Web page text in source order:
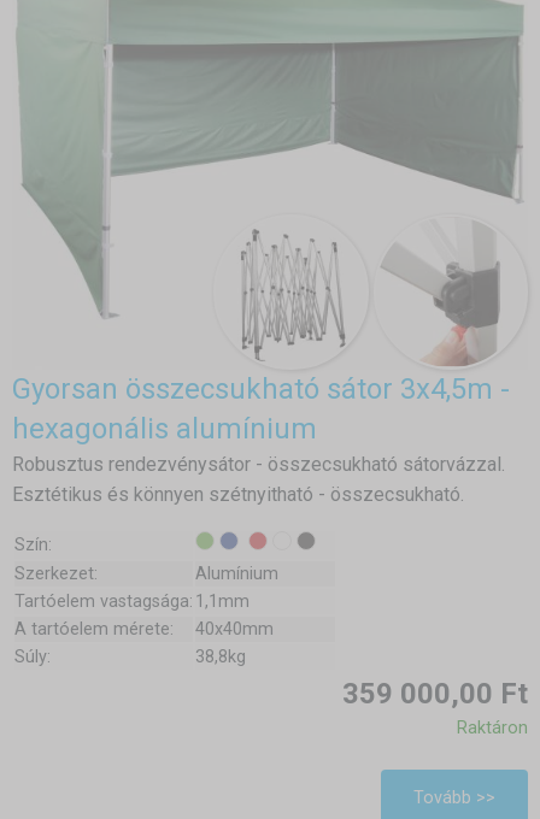
Gyorsan összecsukható sátor 3x4,5m -
hexagonális alumínium
Robusztus rendezvénysátor - összecsukható sátorvázzal.
Esztétikus és könnyen szétnyitható - összecsukható.
Szín:
Szerkezet:
Alumínium
Tartóelem vastagsága: 1,1mm
A tartóelem mérete:
40x40mm
Súly:
38,8kg
359 000,00 Ft
Raktáron
Tovább >>